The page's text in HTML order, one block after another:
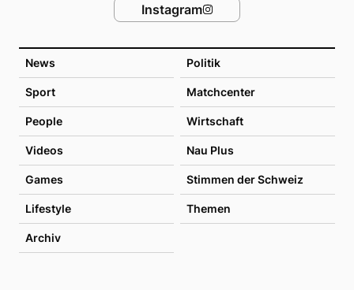
News Politik
Sport Matchcenter
People Wirtschaft
Videos Nau Plus
Games Stimmen der Schweiz
Lifestyle Themen
Archiv
Instagram